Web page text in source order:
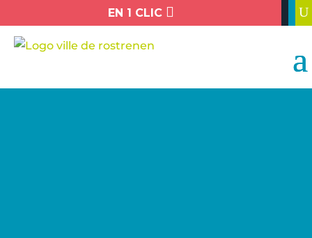
EN 1 CLIC  U